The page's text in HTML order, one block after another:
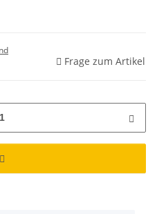
Frage zum Artikel